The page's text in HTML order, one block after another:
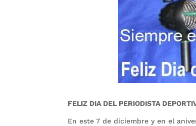
FELIZ DIA DEL PERIODISTA
En este 7 de diciembre y en el